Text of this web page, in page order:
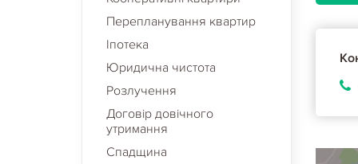
Перепланування квартир
Іпотека
Юридична чистота
Розлучення
Договір довічного
утримання
Спадщина